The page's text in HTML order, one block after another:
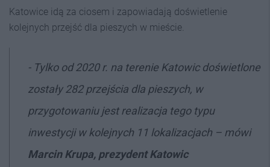
Katowice idą za ciosem i zapowiadają doświetlenie
kolejnych przejść dla pieszych w mieście.
- Tylko od 2020 r. na terenie Katowic doświetlone
zostały 282 przejścia dla pieszych, w
przygotowaniu jest realizacja tego typu
inwestycji w kolejnych 11 lokalizacjach – mówi
Marcin Krupa, prezydent Katowic